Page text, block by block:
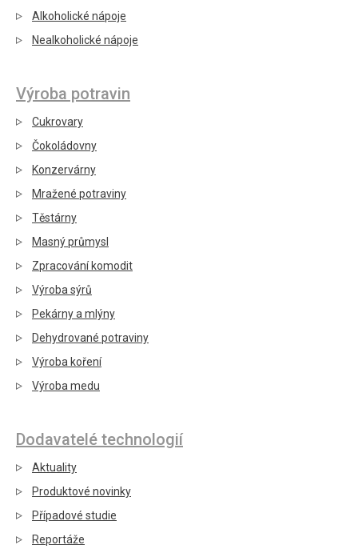
Alkoholické nápoje
Nealkoholické nápoje
Výroba potravin
Cukrovary
Čokoládovny
Konzervárny
Mražené potraviny
Těstárny
Masný průmysl
Zpracování komodit
Výroba sýrů
Pekárny a mlýny
Dehydrované potraviny
Výroba koření
Výroba medu
Dodavatelé technologií
Aktuality
Produktové novinky
Případové studie
Reportáže